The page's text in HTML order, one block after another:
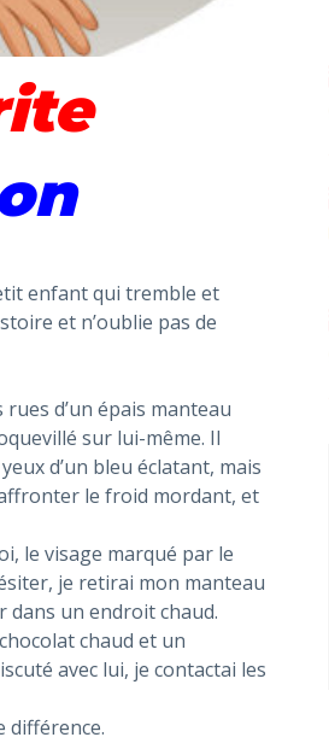
enfant qui tremble et
et n’oublie pas de
d’un épais manteau
sur lui-même. Il
d’un bleu éclatant, mais
le froid mordant, et
le visage marqué par le
je retirai mon manteau
dans un endroit chaud.
chaud et un
avec lui, je contactai les
différence.